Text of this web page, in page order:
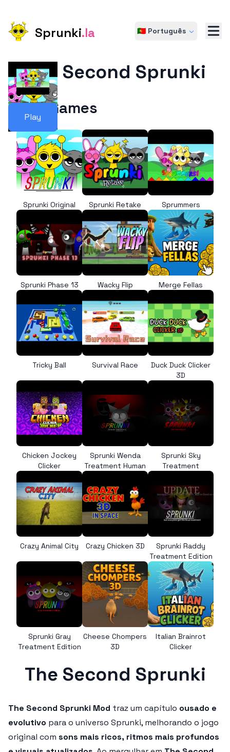
Sprunki.la 🇵🇹 Português
Play
The Second Sprunki
More Games
Sprunki Original Sprunki Retake Sprummers
Sprunki Phase 13 Wacky Flip Merge Fellas
Tricky Ball Survival Race
Duck Duck Clicker
3D
Chicken Jockey
Clicker
Sprunki Wenda
Treatment Human
Sprunki Sky
Treatment
Crazy Animal City Crazy Chicken 3D
Sprunki Raddy
Treatment Edition
Sprunki Gray
Treatment Edition
Cheese Chompers
3D
Italian Brainrot
Clicker
The Second Sprunki
The Second Sprunki Mod traz um capítulo ousado e
evolutivo para o universo Sprunki, melhorando o jogo
original com sons mais ricos, ritmos mais profundos